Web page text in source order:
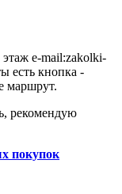
e-mail:zakolki-
есть кнопка -
рекомендую
покупок